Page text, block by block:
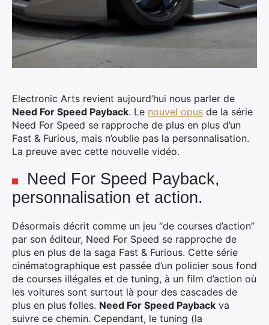
Electronic Arts revient aujourd’hui nous parler de
Need For Speed Payback. Le nouvel opus de la série
Need For Speed se rapproche de plus en plus d’un
Fast & Furious, mais n’oublie pas la personnalisation.
La preuve avec cette nouvelle vidéo.
Need For Speed Payback,
personnalisation et action.
Désormais décrit comme un jeu “de courses d’action”
par son éditeur, Need For Speed se rapproche de
plus en plus de la saga Fast & Furious. Cette série
cinématographique est passée d’un policier sous fond
de courses illégales et de tuning, à un film d’action où
les voitures sont surtout là pour des cascades de
plus en plus folles. Need For Speed Payback va
suivre ce chemin. Cependant, le tuning (la